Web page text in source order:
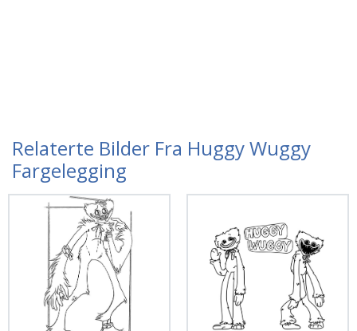
Relaterte Bilder Fra Huggy Wuggy
Fargelegging